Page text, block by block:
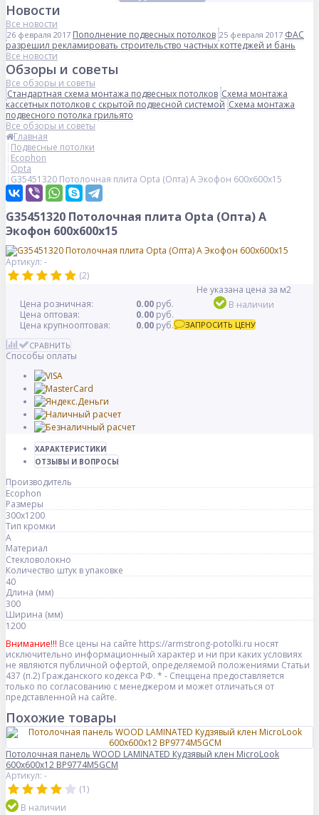
Новости
Все новости
26 февраля 2017 Пополнение подвесных потолков 25 февраля 2017 ФАС
разрешил рекламировать строительство частных коттеджей и бань
Все новости
Обзоры и советы
Все обзоры и советы
Стандартная схема монтажа подвесных потолков Схема монтажа
кассетных потолков с скрытой подвесной системой Схема монтажа
подвесного потолка грильято
Все обзоры и советы
Главная
Подвесные потолки
Ecophon
Opta
G35451320 Потолочная плита Opta (Опта) A Экофон 600x600x15
G35451320 Потолочная плита Opta (Опта) A
Экофон 600x600x15
Артикул: -
(2)
Цена розничная: 0.00 руб.
Цена оптовая:
0.00 руб.
Цена крупнооптовая:
0.00 руб.
Не указана цена за м2
В наличии
ЗАПРОСИТЬ ЦЕНУ
СРАВНИТЬ
Способы оплаты
ХАРАКТЕРИСТИКИ
ОТЗЫВЫ И ВОПРОСЫ
Производитель
Ecophon
Размеры
300x1200
Тип кромки
A
Материал
Стекловолокно
Количество штук в упаковке
40
Длина (мм)
300
Ширина (мм)
1200
Внимание!!! Все цены на сайте https://armstrong-potolki.ru носят
исключительно информационный характер и ни при каких условиях
не являются публичной офертой, определяемой положениями Статьи
437 (п.2) Гражданского кодекса РФ. * - Спеццена предоставляется
только по согласованию с менеджером и может отличаться от
представленной на сайте.
Похожие товары
Потолочная панель WOOD LAMINATED Кудзявый клен MicroLook
600x600x12 BP9774M5GCM
Артикул: -
(1)
В наличии